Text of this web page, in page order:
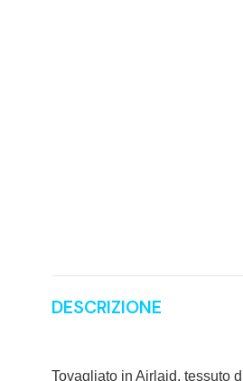
DESCRIZIONE
Tovagliato in Airlaid, tessuto